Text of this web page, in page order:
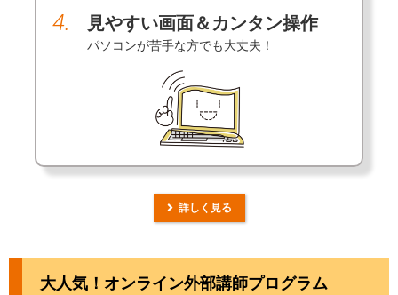
4. 見やすい画面＆カンタン操作
パソコンが苦手な方でも大丈夫！
詳しく見る
大人気！オンライン外部講師プログラム